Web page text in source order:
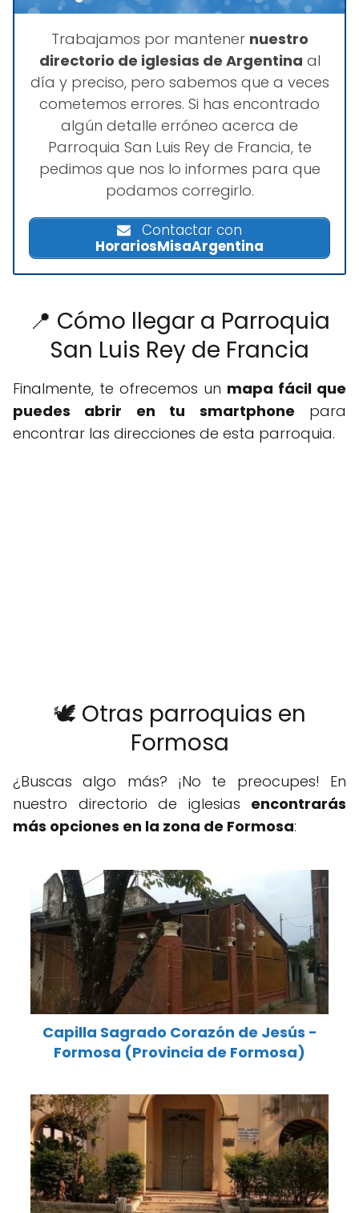
Trabajamos por mantener nuestro
directorio de iglesias de Argentina al
día y preciso, pero sabemos que a veces
cometemos errores. Si has encontrado
algún detalle erróneo acerca de
Parroquia San Luis Rey de Francia, te
pedimos que nos lo informes para que
podamos corregirlo.
Contactar con
HorariosMisaArgentina
📍 Cómo llegar a Parroquia
San Luis Rey de Francia
Finalmente, te ofrecemos un mapa fácil que
puedes abrir en tu smartphone para
encontrar las direcciones de esta parroquia.
🕊️ Otras parroquias en
Formosa
¿Buscas algo más? ¡No te preocupes! En
nuestro directorio de iglesias encontrarás
más opciones en la zona de Formosa:
Capilla Sagrado Corazón de Jesús -
Formosa (Provincia de Formosa)